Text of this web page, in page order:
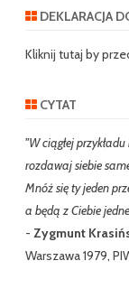
r
h
DEKLARACJA
Kliknij tutaj by
CYTAT
"W ciągłej
rozdawaj siebie
Mnóż się ty jeden
a będą z Ciebie
- Zygmunt
Warszawa 1979,